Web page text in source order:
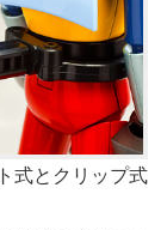
式とクリップ式